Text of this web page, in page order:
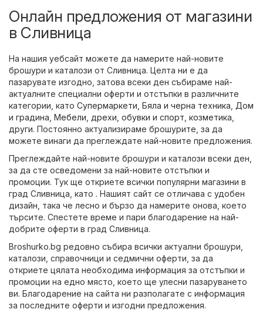
Онлайн предложения от магазини
в Сливница
На нашия уебсайт можете да намерите най-новите
брошури и каталози от Сливница. Целта ни е да
пазарувате изгодно, затова всеки ден събираме най-
актуалните специални оферти и отстъпки в различните
категории, като Супермаркети Бяла и черна техника Дом
и градина Мебели дрехи, обувки и спорт козметика
други. Постоянно актуализираме брошурите, за да
можете винаги да преглеждате най-новите предложения.
Преглеждайте най-новите брошури и каталози всеки ден,
за да сте осведомени за най-новите отстъпки и
промоции. Тук ще откриете всички популярни магазини в
град Сливница, като . Нашият сайт се отличава с удобен
дизайн, така че лесно и бързо да намерите онова, което
търсите. Спестете време и пари благодарение на най-
добрите оферти в град Сливница.
Broshurko.bg редовно събира всички актуални брошури,
каталози, справочници и седмични оферти, за да
откриете цялата необходима информация за отстъпки и
промоции на едно място, което ще улесни пазаруването
ви. Благодарение на сайта ни разполагате с информация
за последните оферти и изгодни предложения.